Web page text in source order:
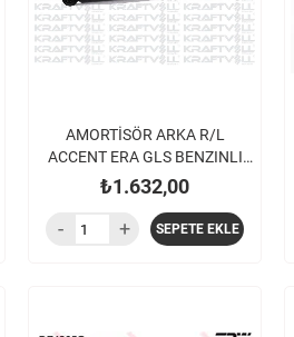
AMORTİSÖR ARKA R/L
ACCENT ERA GLS BENZINLI
DIZEL 06- / KIA RIO 05-
₺1.632,00
SEPETE EKLE